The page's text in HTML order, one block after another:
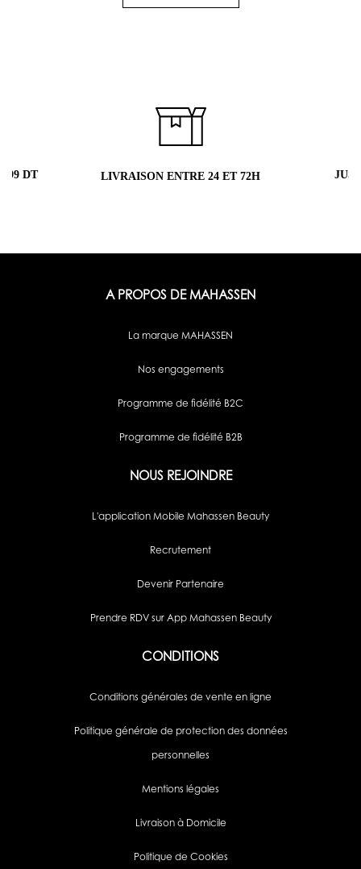
99 DT LIVRAISON ENTRE 24 ET 72H
A PROPOS DE MAHASSEN
La marque MAHASSEN
Nos engagements
Programme de fidélité B2C
Programme de fidélité B2B
NOUS REJOINDRE
L'application Mobile Mahassen Beauty
Recrutement
Devenir Partenaire
Prendre RDV sur App Mahassen Beauty
CONDITIONS
Conditions générales de vente en ligne
Politique générale de protection des données
personnelles
Mentions légales
Livraison à Domicile
Politique de Cookies